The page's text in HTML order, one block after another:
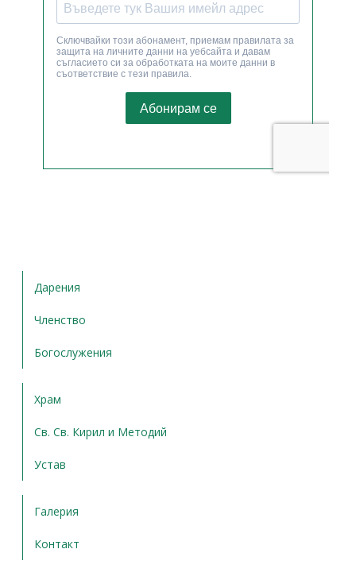
Дарения
Членство
Богослужения
Храм
Св. Св. Кирил и Методий
Устав
Галерия
Контакт